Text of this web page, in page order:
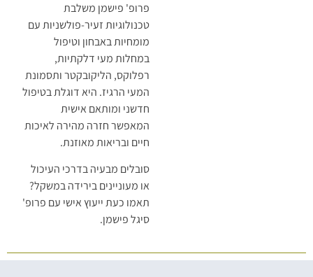
פרופ' פישמן משלבת
טכנולוגיות זעיר-פולשניות עם
מומחיות באבחון וטיפול
במחלות מעי דלקתיות,
רפלוקס, הליקובקטר ותסמונת
המעי הרגיז. היא דוגלת בטיפול
חדשני ומותאם אישית
המאפשר חזרה מהירה לאיכות
חיים ובריאות מאוזנת.
סובלים מבעיה בדרכי העיכול
או מעוניינים בירידה במשקל?
תאמו כעת ייעוץ אישי עם פרופ'
סיגל פישמן.